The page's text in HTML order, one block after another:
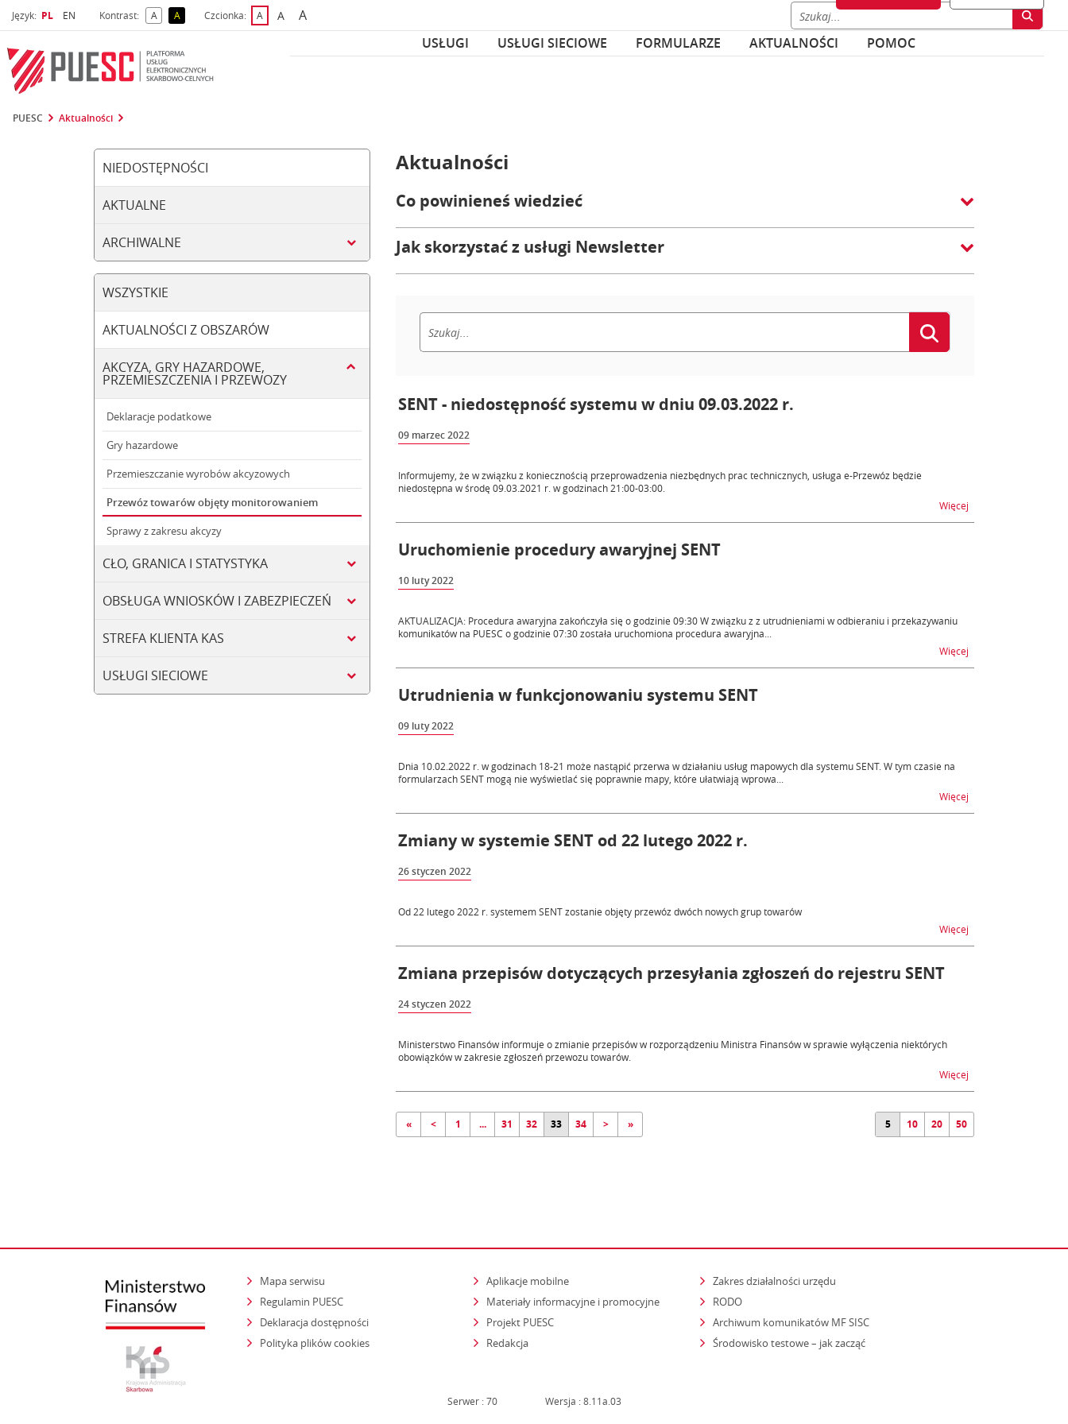
Język: Wybrany język
PL Wybierz język
EN Kontrast: Akontrast domyślny
Akontrast żółty tekst na czarnym tle
Czcionka: Adomyślna czcionka
Awiększa czcionka
Anajwiększa czcionka
USŁUGI
USŁUGI SIECIOWE FORMULARZE AKTUALNOŚCI POMOC
PUESC Aktualności
NIEDOSTĘPNOŚCI
AKTUALNE
ARCHIWALNE
WSZYSTKIE
AKTUALNOŚCI Z OBSZARÓW
AKCYZA, GRY HAZARDOWE,
PRZEMIESZCZENIA I PRZEWOZY
Deklaracje podatkowe
Gry hazardowe
Przemieszczanie wyrobów akcyzowych
Przewóz towarów objęty monitorowaniem
Sprawy z zakresu akcyzy
CŁO, GRANICA I STATYSTYKA
OBSŁUGA WNIOSKÓW I ZABEZPIECZEŃ
STREFA KLIENTA KAS
USŁUGI SIECIOWE
Aktualności
Co powinieneś wiedzieć
Jak skorzystać z usługi Newsletter
SENT - niedostępność systemu w dniu 09.03.2022 r.
09 marzec 2022
Informujemy, że w związku z koniecznością przeprowadzenia niezbędnych prac technicznych, usługa e-Przewóz będzie
niedostępna w środę 09.03.2021 r. w godzinach 21:00-03:00.
Więcej
Uruchomienie procedury awaryjnej SENT
10 luty 2022
AKTUALIZACJA: Procedura awaryjna zakończyła się o godzinie 09:30 W związku z z utrudnieniami w odbieraniu i przekazywaniu
komunikatów na PUESC o godzinie 07:30 została uruchomiona procedura awaryjna...
Więcej
Utrudnienia w funkcjonowaniu systemu SENT
09 luty 2022
Dnia 10.02.2022 r. w godzinach 18-21 może nastąpić przerwa w działaniu usług mapowych dla systemu SENT. W tym czasie na
formularzach SENT mogą nie wyświetlać się poprawnie mapy, które ułatwiają wprowa...
Więcej
Zmiany w systemie SENT od 22 lutego 2022 r.
26 styczen 2022
Od 22 lutego 2022 r. systemem SENT zostanie objęty przewóz dwóch nowych grup towarów
Więcej
Zmiana przepisów dotyczących przesyłania zgłoszeń do rejestru SENT
24 styczen 2022
Ministerstwo Finansów informuje o zmianie przepisów w rozporządzeniu Ministra Finansów w sprawie wyłączenia niektórych
obowiązków w zakresie zgłoszeń przewozu towarów.
Więcej
« < 1 ... 31 32 33 34 > » 5 10 20 50
Mapa serwisu
Regulamin PUESC
Deklaracja dostępności
Polityka plików cookies
Aplikacje mobilne
Materiały informacyjne i promocyjne
Projekt PUESC
Redakcja
Zakres działalności urzędu
RODO
Archiwum komunikatów MF SISC
Środowisko testowe – jak zacząćstrona otwiera się w nowym oknie
Serwer : 70 Wersja : 8.11a.03